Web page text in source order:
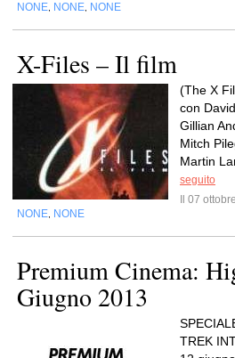
NONE NONE NONE
X-Files – Il film
(The X
con
Gillian
Mitch
Martin
seguito
Il 07
NONE NONE
Premium Cinema:
Giugno 2013
TREK